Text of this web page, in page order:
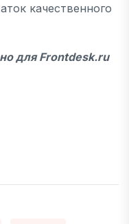
качественного
для Frontdesk.ru